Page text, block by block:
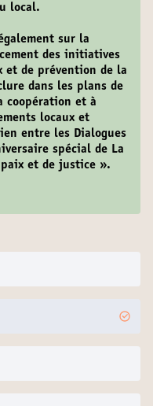
local.
sur la
des initiatives
et de prévention de la
dans les plans de
coopération et à
locaux et
entre les Dialogues
spécial de La
paix et de justice ».